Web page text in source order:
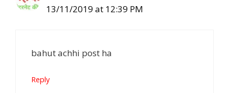
13/11/2019 at 12:39 PM
bahut achhi post ha
Reply